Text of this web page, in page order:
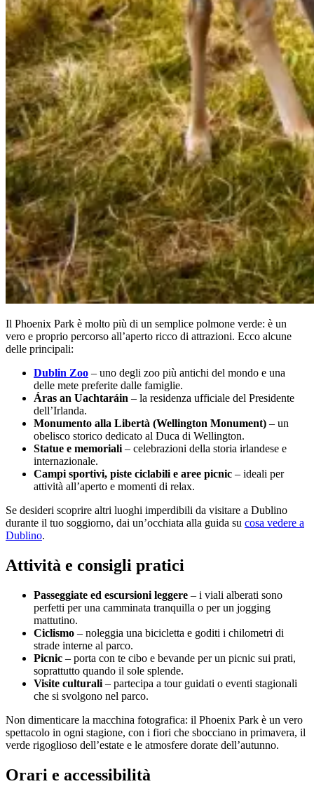
Il Phoenix Park è molto più di un semplice polmone verde: è un
vero e proprio percorso all’aperto ricco di attrazioni. Ecco alcune
delle principali:
Dublin Zoo – uno degli zoo più antichi del mondo e una
delle mete preferite dalle famiglie.
Áras an Uachtaráin – la residenza ufficiale del Presidente
dell’Irlanda.
Monumento alla Libertà (Wellington Monument) – un
obelisco storico dedicato al Duca di Wellington.
Statue e memoriali– celebrazioni della storia irlandese e
internazionale.
Campi sportivi, piste ciclabili e aree picnic – ideali per
attività all’aperto e momenti di relax.
Se desideri scoprire altri luoghi imperdibili da visitare a Dublino
durante il tuo soggiorno, dai un’occhiata alla guida su cosa vedere a
Dublino.
Attività e consigli pratici
Passeggiate ed escursioni leggere – i viali alberati sono
perfetti per una camminata tranquilla o per un jogging
mattutino.
Ciclismo – noleggia una bicicletta e goditi i chilometri di
strade interne al parco.
Picnic – porta con te cibo e bevande per un picnic sui prati,
soprattutto quando il sole splende.
Visite culturali – partecipa a tour guidati o eventi stagionali
che si svolgono nel parco.
Non dimenticare la macchina fotografica: il Phoenix Park è un vero
spettacolo in ogni stagione, con i fiori che sbocciano in primavera, il
verde rigoglioso dell’estate e le atmosfere dorate dell’autunno.
Orari e accessibilità